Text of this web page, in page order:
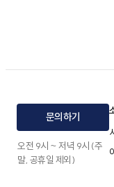
문의하기
오전 9시 ~ 저녁 9시 (주
말, 공휴일 제외)